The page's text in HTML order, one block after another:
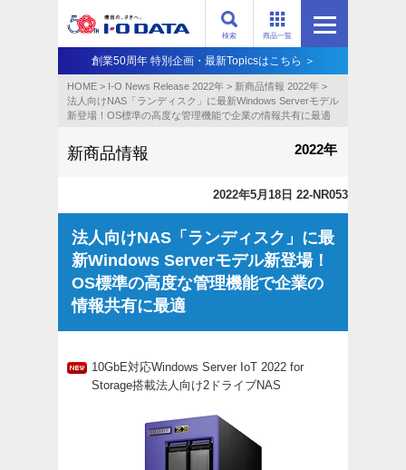
商品一覧
検索
創業50周年 特別企画・最新Topicsはこちら ＞
HOME > I-O News Release 2022年 > 新商品情報 2022年 >
法人向けNAS「ランディスク」に最新Windows Serverモデル
新登場！OS標準の高度な管理機能で企業の情報共有に最適
新商品情報 2022年
2022年5月18日 22-NR053
法人向けNAS「ランディスク」に最
新Windows Serverモデル新登場！
OS標準の高度な管理機能で企業の
情報共有に最適
10GbE対応Windows Server IoT 2022 for
Storage搭載法人向け2ドライブNAS